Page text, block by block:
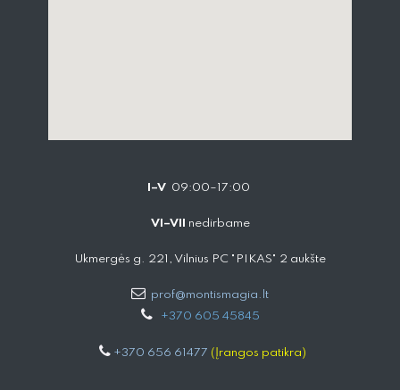
I–V 09:00–17:00
VI–VII nedirbame
Ukmergės g. 221, Vilnius PC "PIKAS" 2 aukšte
prof@montismagia.lt
+370 605 4584​5
+370 656 61477 (Įrangos patikra)